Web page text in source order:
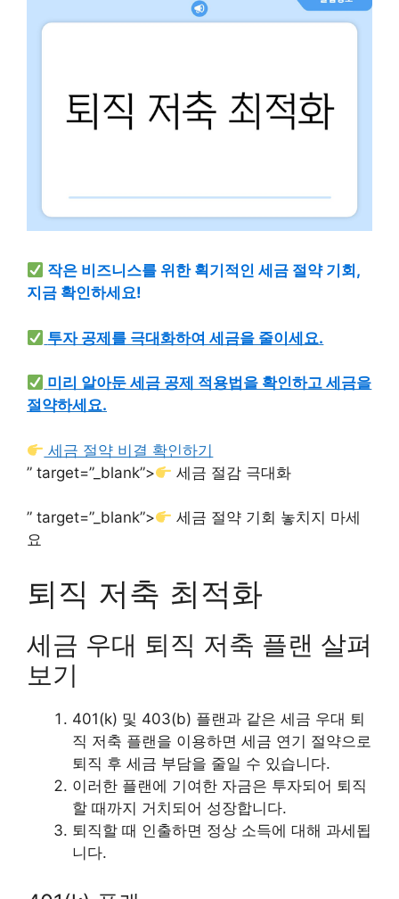
작은 비즈니스를 위한 획기적인 세금 절약 기회,
지금 확인하세요!
투자 공제를 극대화하여 세금을 줄이세요.
미리 알아둔 세금 공제 적용법을 확인하고 세금을
절약하세요.
세금 절약 비결 확인하기
” target=”_blank”>
세금 절감 극대화
” target=”_blank”>
세금 절약 기회 놓치지 마세
요
퇴직 저축 최적화
세금 우대 퇴직 저축 플랜 살펴
보기
401(k) 및 403(b) 플랜과 같은 세금 우대 퇴
직 저축 플랜을 이용하면 세금 연기 절약으로
퇴직 후 세금 부담을 줄일 수 있습니다.
이러한 플랜에 기여한 자금은 투자되어 퇴직
할 때까지 거치되어 성장합니다.
퇴직할 때 인출하면 정상 소득에 대해 과세됩
니다.